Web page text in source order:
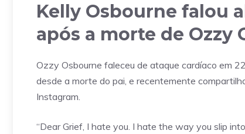
Kelly Osbourne falou
após a morte de Ozzy
Ozzy Osbourne faleceu de ataque cardíaco em
desde a morte do pai, e recentemente
Instagram.
“Dear Grief, I hate you. I hate the way you slip